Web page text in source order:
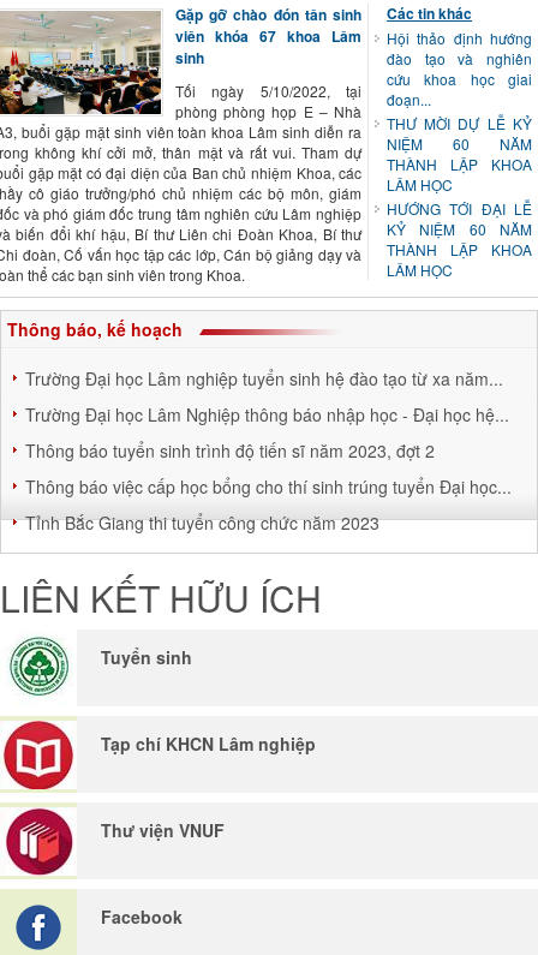
Gặp gỡ chào đón tân sinh
viên khóa 67 khoa Lâm
sinh
Tối ngày 5/10/2022, tại
phòng phòng họp E – Nhà
buổi gặp mặt sinh viên toàn khoa Lâm sinh diễn ra
không khí cởi mở, thân mật và rất vui. Tham dự
gặp mặt có đại diện của Ban chủ nhiệm Khoa, các
cô giáo trưởng/phó chủ nhiệm các bộ môn, giám
và phó giám đốc trung tâm nghiên cứu Lâm nghiệp
biến đổi khí hậu, Bí thư Liên chi Đoàn Khoa, Bí thư
đoàn, Cố vấn học tập các lớp, Cán bộ giảng dạy và
thể các bạn sinh viên trong Khoa.
Các tin khác
Hội thảo định hướng
đào tạo và nghiên
cứu khoa học giai
đoạn...
THƯ MỜI DỰ LỄ KỶ
NIỆM 60 NĂM
THÀNH LẬP KHOA
LÂM HỌC
HƯỚNG TỚI ĐẠI LỄ
KỶ NIỆM 60 NĂM
THÀNH LẬP KHOA
LÂM HỌC
Thông báo, kế hoạch
Trường Đại học Lâm nghiệp tuyển sinh hệ đào tạo từ xa năm...
Trường Đại học Lâm Nghiệp thông báo nhập học - Đại học hệ...
Thông báo tuyển sinh trình độ tiến sĩ năm 2023, đợt 2
Thông báo việc cấp học bổng cho thí sinh trúng tuyển Đại học...
Tỉnh Bắc Giang thi tuyển công chức năm 2023
LIÊN KẾT HỮU ÍCH
Tuyển sinh
Tạp chí KHCN Lâm nghiệp
Thư viện VNUF
Facebook